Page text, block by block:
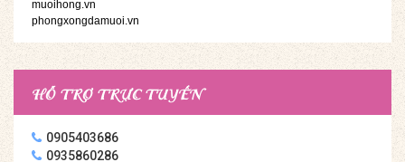
muoihong.vn
phongxongdamuoi.vn
HỖ TRỢ TRỰC TUYẾN
0905403686
0935860286